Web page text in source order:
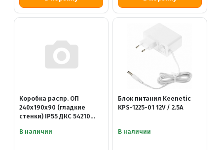
Коробка распр. ОП
240х190х90 (гладкие
стенки) IP55 ДКС 54210
В наличии
Блок питания Keenetic
KPS-1225-01 12V / 2.5A
В наличии